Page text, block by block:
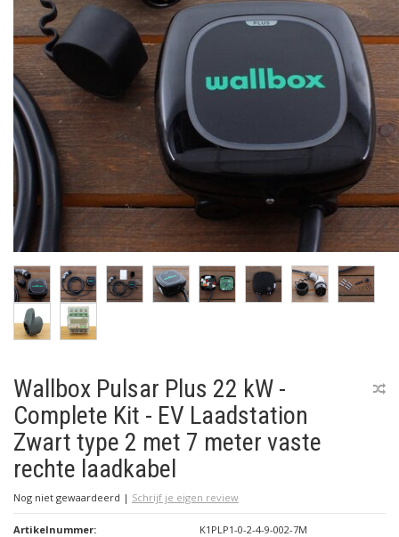
Wallbox Pulsar Plus 22 kW -
Complete Kit - EV Laadstation
Zwart type 2 met 7 meter vaste
rechte laadkabel
Nog niet gewaardeerd | Schrijf je eigen review
Artikelnummer:
K1PLP1-0-2-4-9-002-7M